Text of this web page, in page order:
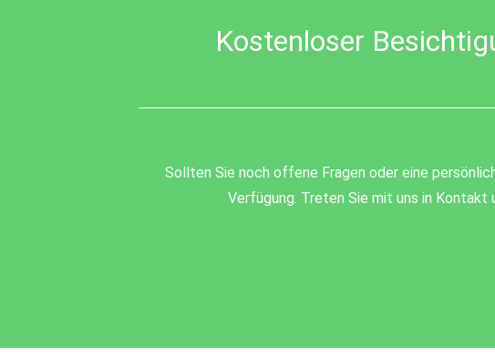
Kostenloser
Sollten Sie noch offene Fragen oder eine
Verfügung. Treten Sie mit uns in Kontakt